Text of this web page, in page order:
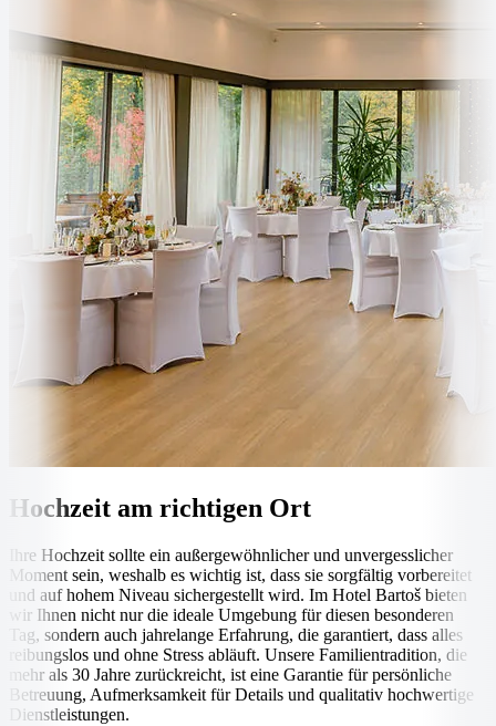
Hochzeit am richtigen Ort
Ihre Hochzeit sollte ein außergewöhnlicher und unvergesslicher
Moment sein, weshalb es wichtig ist, dass sie sorgfältig vorbereitet
und auf hohem Niveau sichergestellt wird. Im Hotel Bartoš bieten
wir Ihnen nicht nur die ideale Umgebung für diesen besonderen
Tag, sondern auch jahrelange Erfahrung, die garantiert, dass alles
reibungslos und ohne Stress abläuft. Unsere Familientradition, die
mehr als 30 Jahre zurückreicht, ist eine Garantie für persönliche
Betreuung, Aufmerksamkeit für Details und qualitativ hochwertige
Dienstleistungen.